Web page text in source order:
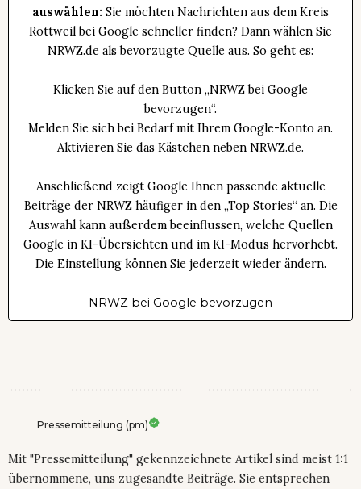
auswählen: Sie möchten Nachrichten aus dem Kreis
Rottweil bei Google schneller finden? Dann wählen Sie
NRWZ.de als bevorzugte Quelle aus. So geht es:
Klicken Sie auf den Button „NRWZ bei Google
bevorzugen“.
Melden Sie sich bei Bedarf mit Ihrem Google-Konto an.
Aktivieren Sie das Kästchen neben NRWZ.de.
Anschließend zeigt Google Ihnen passende aktuelle
Beiträge der NRWZ häufiger in den „Top Stories“ an. Die
Auswahl kann außerdem beeinflussen, welche Quellen
Google in KI-Übersichten und im KI-Modus hervorhebt.
Die Einstellung können Sie jederzeit wieder ändern.
NRWZ bei Google bevorzugen
Pressemitteilung (pm)
Mit "Pressemitteilung" gekennzeichnete Artikel sind meist 1:1
übernommene, uns zugesandte Beiträge. Sie entsprechen